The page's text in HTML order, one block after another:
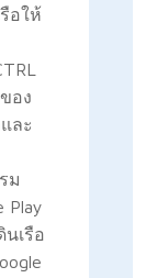
อให้
อง
ละ
ม
Play
เรือ